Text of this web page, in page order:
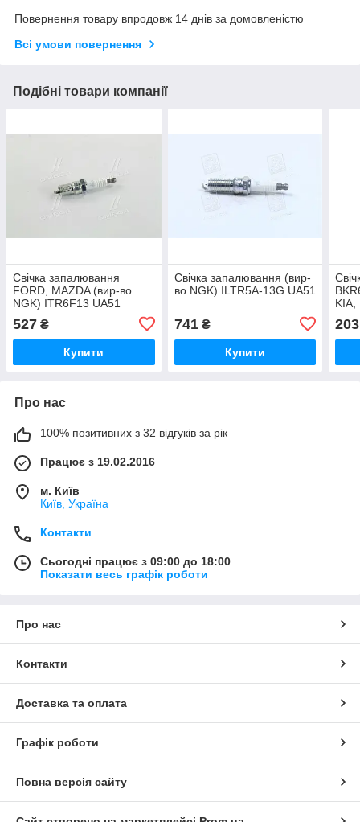
Повернення товару впродовж 14 днів за домовленістю
Всі умови повернення
Подібні товари компанії
Свічка запалювання
FORD, MAZDA (вир-во
NGK) ITR6F13 UA51
527 ₴
Купити
Свічка запалювання (вир-
во NGK) ILTR5A-13G UA51
741₴
Купити
KIA,
203
Про нас
100% позитивних з 32 відгуків за рік
Працює з 19.02.2016
м. Київ
Київ, Україна
Контакти
Сьогодні працює з 09:00 до 18:00
Показати весь графік роботи
Про нас
Контакти
Доставка та оплата
Графік роботи
Повна версія сайту